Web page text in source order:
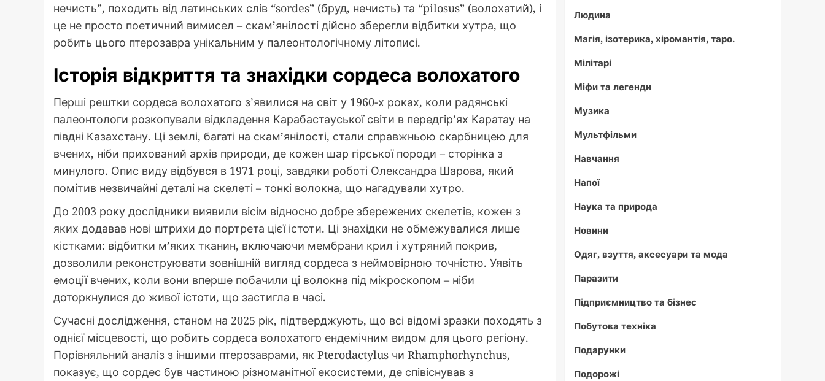
нечисть”, походить від латинських слів “sordes” (бруд, нечисть) та “pilosus” (волохатий), і
це не просто поетичний вимисел – скам’янілості дійсно зберегли відбитки хутра, що
робить цього птерозавра унікальним у палеонтологічному літописі.
Історія відкриття та знахідки сордеса волохатого
Перші рештки сордеса волохатого з’явилися на світ у 1960-х роках, коли радянські
палеонтологи розкопували відкладення Карабастауської світи в передгір’ях Каратау на
півдні Казахстану. Ці землі, багаті на скам’янілості, стали справжньою скарбницею для
вчених, ніби прихований архів природи, де кожен шар гірської породи – сторінка з
минулого. Опис виду відбувся в 1971 році, завдяки роботі Олександра Шарова, який
помітив незвичайні деталі на скелеті – тонкі волокна, що нагадували хутро.
До 2003 року дослідники виявили вісім відносно добре збережених скелетів, кожен з
яких додавав нові штрихи до портрета цієї істоти. Ці знахідки не обмежувалися лише
кістками: відбитки м’яких тканин, включаючи мембрани крил і хутряний покрив,
дозволили реконструювати зовнішній вигляд сордеса з неймовірною точністю. Уявіть
емоції вчених, коли вони вперше побачили ці волокна під мікроскопом – ніби
доторкнулися до живої істоти, що застигла в часі.
Сучасні дослідження, станом на 2025 рік, підтверджують, що всі відомі зразки походять з
однієї місцевості, що робить сордеса волохатого ендемічним видом для цього регіону.
Порівняльний аналіз з іншими птерозаврами, як Pterodactylus чи Rhamphorhynchus,
показує, що сордес був частиною різноманітної екосистеми, де співіснував з
Людина
Магія, ізотерика, хіромантія, таро.
Мілітарі
Міфи та легенди
Музика
Мультфільми
Навчання
Напої
Наука та природа
Новини
Одяг, взуття, аксесуари та мода
Паразити
Підприємництво та бізнес
Побутова техніка
Подарунки
Подорожі